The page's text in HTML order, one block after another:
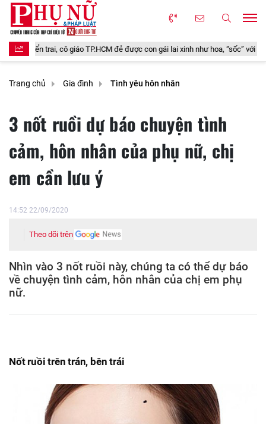
cô giáo TP.HCM đẻ được con gái lai xinh như hoa, “sốc” với cách chồng Anh
Trang chủ Gia đình Tình yêu hôn nhân
3 nốt ruồi dự báo chuyện tình
cảm, hôn nhân của phụ nữ, chị
em cần lưu ý
14:52 22/09/2020
Theo dõi trên
Nhìn vào 3 nốt ruồi này, chúng ta có thể dự báo
về chuyện tình cảm, hôn nhân của chị em phụ
nữ.
Nốt ruồi trên trán, bên trái